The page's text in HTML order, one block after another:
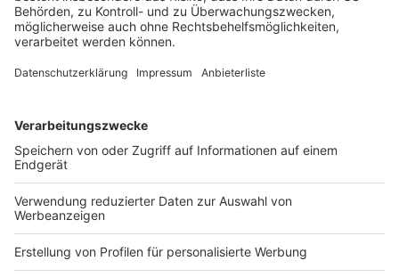
nach § 1 Abs. 2 Abschn. VII Nr. 13 VTV vom betrieblichem
Geltungsbereich ausgenommen. Es handelt sich nicht um
von Steinmetzen. Zu diesen zählen ua. die Herstellung,
oder ggf. Kunststeinen, nicht aber sie durch Ausbringen
4. Die Urlaubs- und Lohnausgleichskasse der
Bauwirtschaft ist auch dann Inhaberin der
Beitragsansprüche und im Beitragsprozess
aktivlegitimiert, soweit sie als Einzugsstelle Beiträge
einzieht, die anderen Sozialkassen zustehen (Rn. 48).